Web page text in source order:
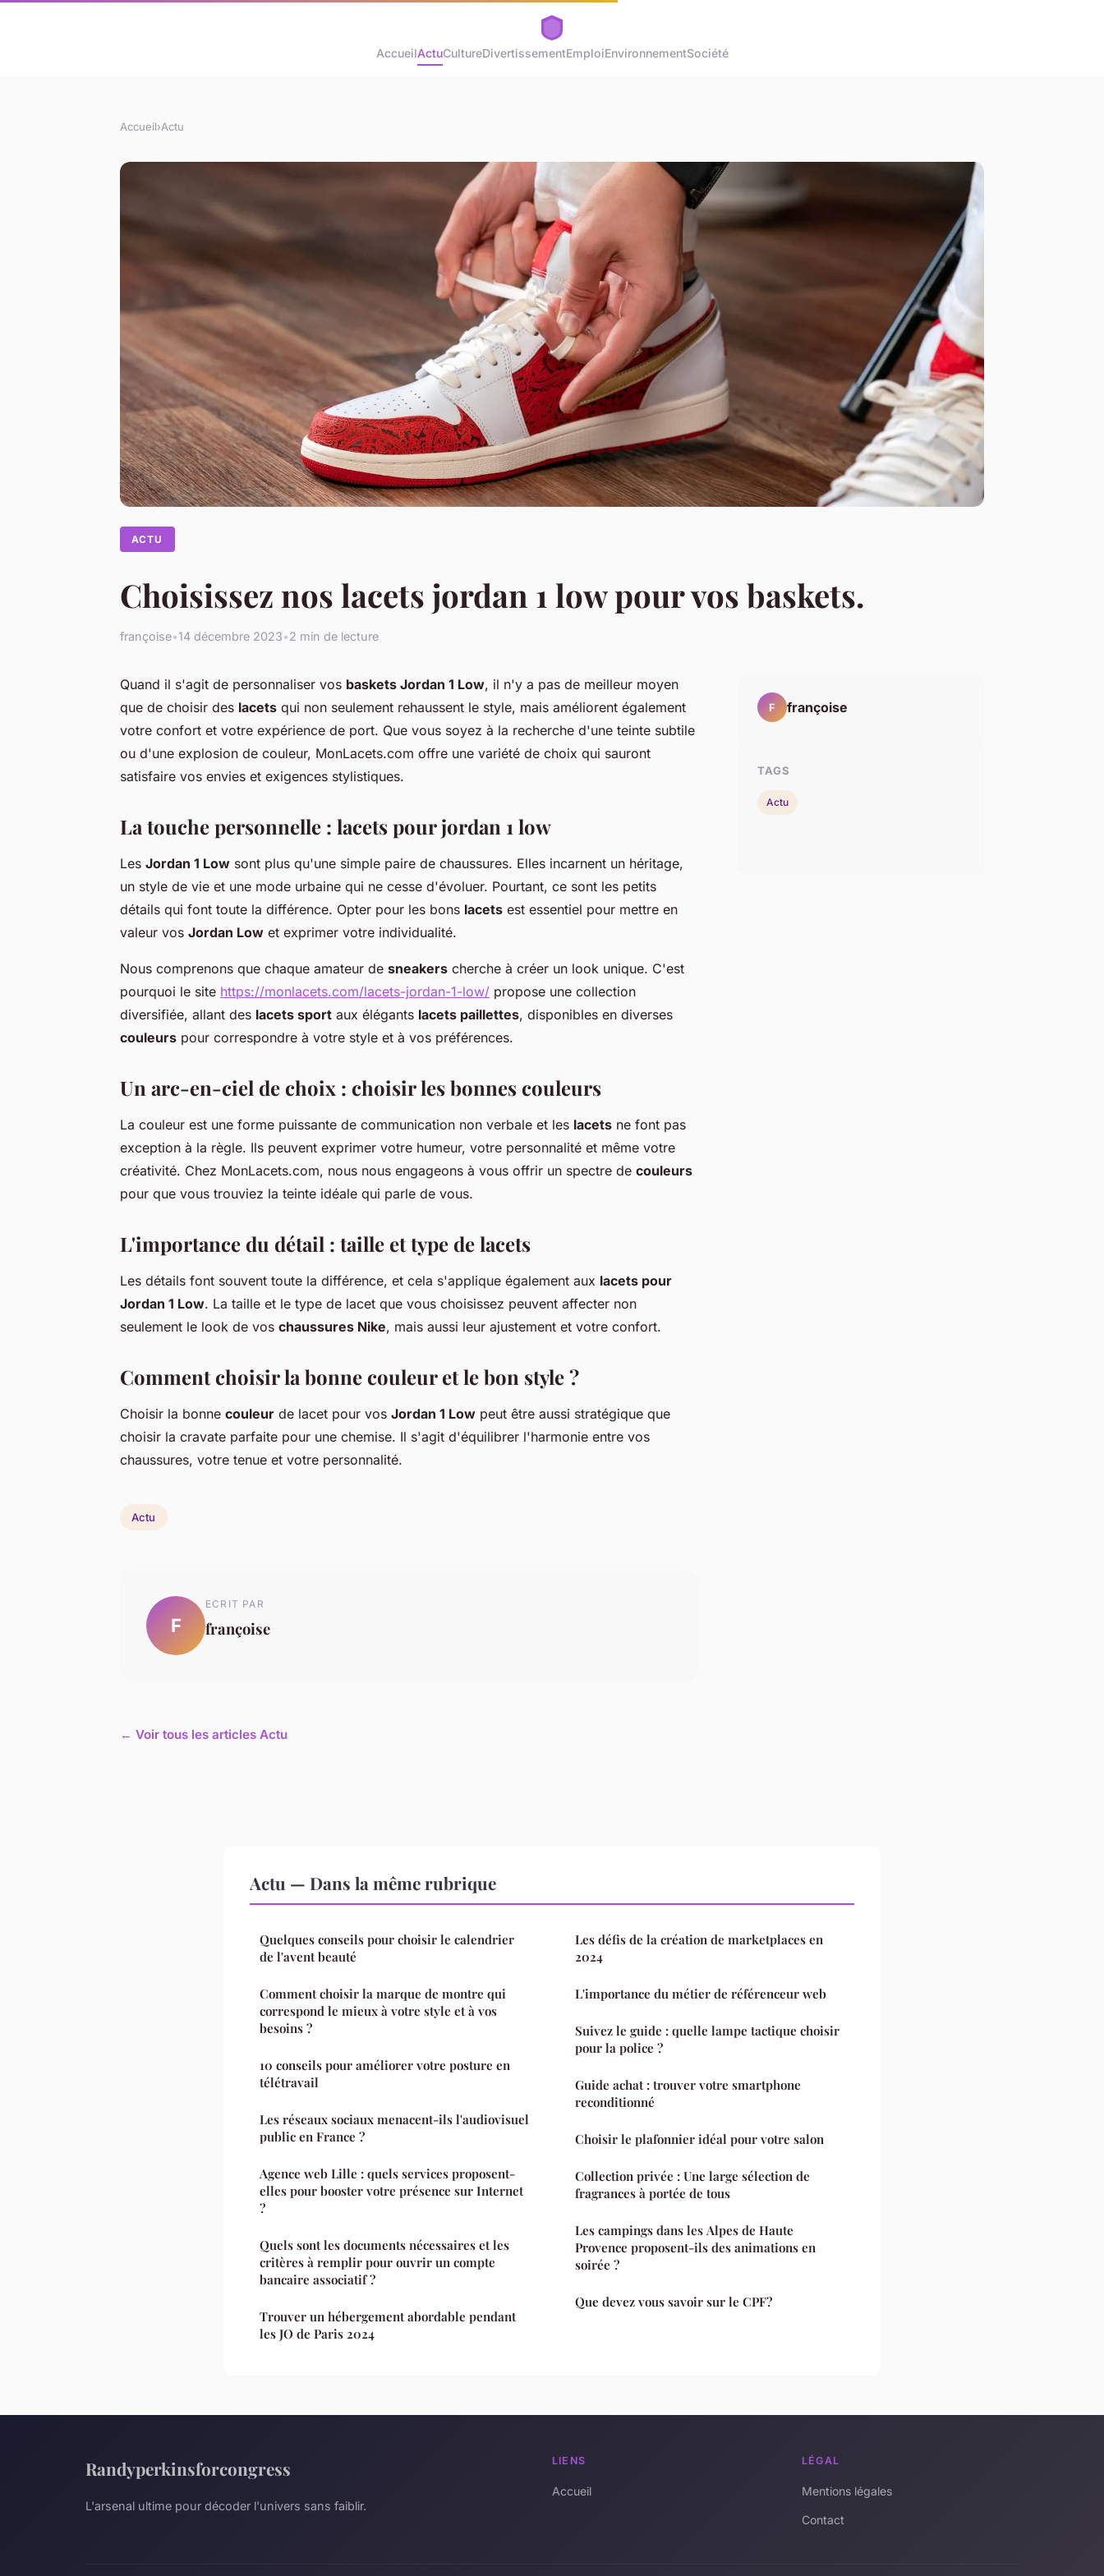
AccueilActuCultureDivertissementEmploiEnvironnementSociété
Accueil›Actu
ACTU
Choisissez nos lacets jordan 1 low pour vos baskets.
françoise•14 décembre 2023•2 min de lecture
Quand il s'agit de personnaliser vos baskets Jordan 1 Low, il n'y a pas de meilleur moyen
que de choisir des lacets qui non seulement rehaussent le style, mais améliorent également
votre confort et votre expérience de port. Que vous soyez à la recherche d'une teinte subtile
ou d'une explosion de couleur, MonLacets.com offre une variété de choix qui sauront
satisfaire vos envies et exigences stylistiques.
La touche personnelle : lacets pour jordan 1 low
Les Jordan 1 Low sont plus qu'une simple paire de chaussures. Elles incarnent un héritage,
un style de vie et une mode urbaine qui ne cesse d'évoluer. Pourtant, ce sont les petits
détails qui font toute la différence. Opter pour les bons lacets est essentiel pour mettre en
valeur vos Jordan Low et exprimer votre individualité.
Nous comprenons que chaque amateur de sneakers cherche à créer un look unique. C'est
pourquoi le site https://monlacets.com/lacets-jordan-1-low/ propose une collection
diversifiée, allant des lacets sport aux élégants lacets paillettes, disponibles en diverses
couleurs pour correspondre à votre style et à vos préférences.
Un arc-en-ciel de choix : choisir les bonnes couleurs
La couleur est une forme puissante de communication non verbale et les lacets ne font pas
exception à la règle. Ils peuvent exprimer votre humeur, votre personnalité et même votre
créativité. Chez MonLacets.com, nous nous engageons à vous offrir un spectre de couleurs
pour que vous trouviez la teinte idéale qui parle de vous.
L'importance du détail : taille et type de lacets
Les détails font souvent toute la différence, et cela s'applique également aux lacets pour
Jordan 1 Low. La taille et le type de lacet que vous choisissez peuvent affecter non
seulement le look de vos chaussures Nike, mais aussi leur ajustement et votre confort.
Comment choisir la bonne couleur et le bon style ?
Choisir la bonne couleur de lacet pour vos Jordan 1 Low peut être aussi stratégique que
choisir la cravate parfaite pour une chemise. Il s'agit d'équilibrer l'harmonie entre vos
chaussures, votre tenue et votre personnalité.
Actu
F
ECRIT PAR
françoise
← Voir tous les articles Actu
F françoise
TAGS
Actu
Actu — Dans la même rubrique
Quelques conseils pour choisir le calendrier
de l'avent beauté
Comment choisir la marque de montre qui
correspond le mieux à votre style et à vos
besoins ?
10 conseils pour améliorer votre posture en
télétravail
Les réseaux sociaux menacent-ils l'audiovisuel
public en France ?
Agence web Lille : quels services proposent-
elles pour booster votre présence sur Internet
?
Quels sont les documents nécessaires et les
critères à remplir pour ouvrir un compte
bancaire associatif ?
Trouver un hébergement abordable pendant
les JO de Paris 2024
Les défis de la création de marketplaces en
2024
L'importance du métier de référenceur web
Suivez le guide : quelle lampe tactique choisir
pour la police ?
Guide achat : trouver votre smartphone
reconditionné
Choisir le plafonnier idéal pour votre salon
Collection privée : Une large sélection de
fragrances à portée de tous
Les campings dans les Alpes de Haute
Provence proposent-ils des animations en
soirée ?
Que devez vous savoir sur le CPF?
Randyperkinsforcongress
L'arsenal ultime pour décoder l'univers sans faiblir.
LIENS
Accueil
LÉGAL
Mentions légales
Contact